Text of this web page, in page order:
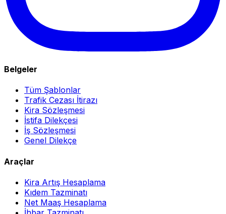
Belgeler
Tüm Şablonlar
Trafik Cezası İtirazı
Kira Sözleşmesi
İstifa Dilekçesi
İş Sözleşmesi
Genel Dilekçe
Araçlar
Kira Artış Hesaplama
Kıdem Tazminatı
Net Maaş Hesaplama